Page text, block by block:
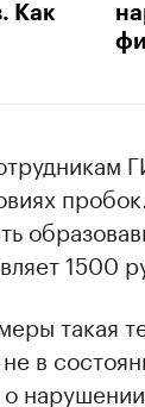
Как
1500
такая
в